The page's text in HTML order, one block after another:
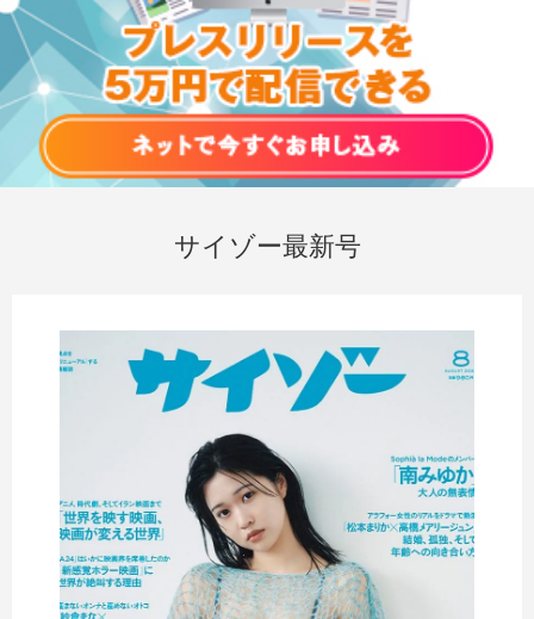
サイゾー最新号